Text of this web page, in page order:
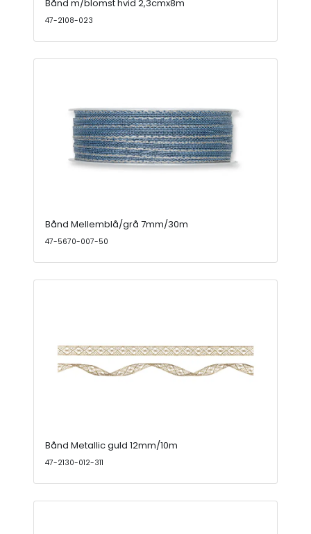
Bånd m/blomst hvid 2,3cmx8m
47-2108-023
Bånd Mellemblå/grå 7mm/30m
47-5670-007-50
Bånd Metallic guld 12mm/10m
47-2130-012-311